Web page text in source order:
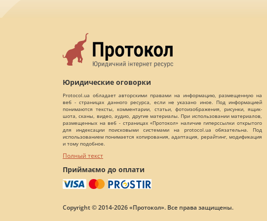
Юридические оговорки
Protocol.ua обладает авторскими правами на информацию, размещенную на
веб - страницах данного ресурса, если не указано иное. Под информацией
понимаются тексты, комментарии, статьи, фотоизображения, рисунки, ящик-
шота, сканы, видео, аудио, другие материалы. При использовании материалов,
размещенных на веб - страницах «Протокол» наличие гиперссылки открытого
для индексации поисковыми системами на protocol.ua обязательна. Под
использованием понимается копирования, адаптация, рерайтинг, модификация
и тому подобное.
Полный текст
Приймаємо до оплати
Copyright © 2014-2026 «Протокол». Все права защищены.